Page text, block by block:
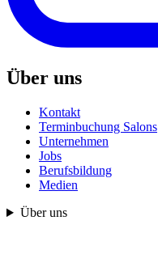
Über uns
Kontakt
Terminbuchung Salons
Unternehmen
Jobs
Berufsbildung
Medien
Über uns